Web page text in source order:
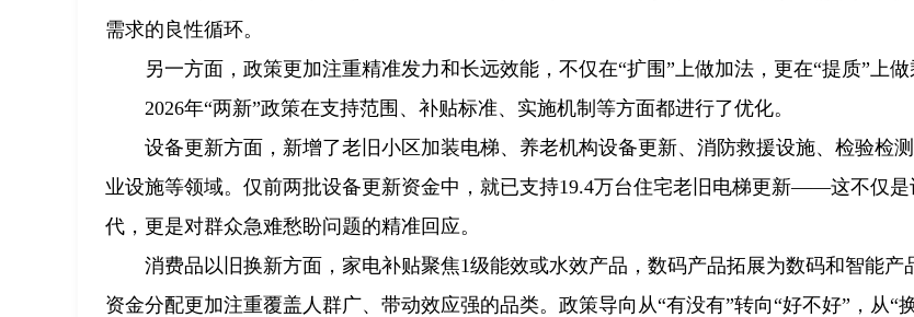
需求的良性循环。
另一方面，政策更加注重精准发力和长远效能，不仅在“扩围”上做加法，更在“提质”上做
2026年“两新”政策在支持范围、补贴标准、实施机制等方面都进行了优化。
设备更新方面，新增了老旧小区加装电梯、养老机构设备更新、消防救援设施、检验检
业设施等领域。仅前两批设备更新资金中，就已支持19.4万台住宅老旧电梯更新——这不仅是
代，更是对群众急难愁盼问题的精准回应。
消费品以旧换新方面，家电补贴聚焦1级能效或水效产品，数码产品拓展为数码和智能产
资金分配更加注重覆盖人群广、带动效应强的品类。政策导向从“有没有”转向“好不好”，从“